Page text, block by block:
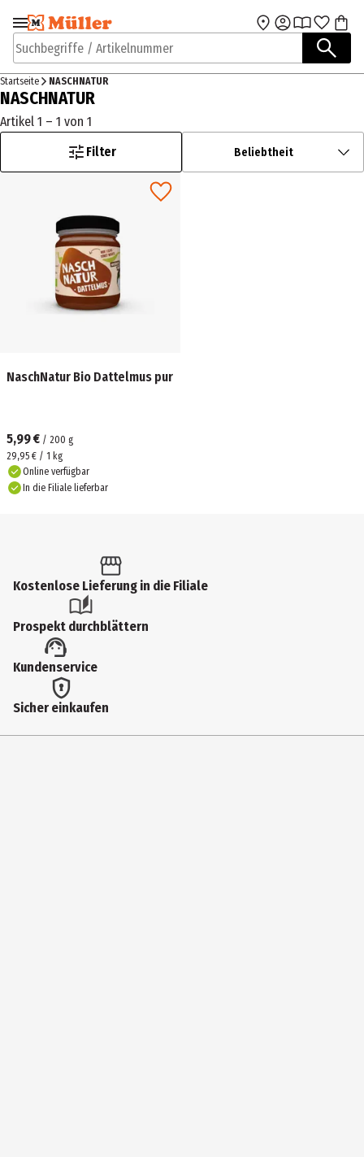
Zur Navigation
springen
Zum Hauptinhalt
Suchbegriffe / Artikelnummer
Startseite NASCHNATUR
NASCHNATUR
Artikel 1 – 1 von 1
Filter
Beliebtheit
NaschNatur Bio Dattelmus pur
5,99 € / 200 g
29,95 € / 1 kg
Online verfügbar
In die Filiale lieferbar
Kostenlose Lieferung in die Filiale
Prospekt durchblättern
Kundenservice
Sicher einkaufen